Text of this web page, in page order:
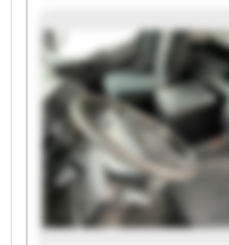
SISTEMES I MECANITZATS
MECANITZATS S.L. SISTEMES
SISTEMES I MECANITZATS
MECANITZATS S.L. SISTEMES
SISTEMES I MECANITZATS S.L.
MECANITZATS S.L.
SISTEMES I MECANITZATS S.L.
MECANITZATS S.L.
SISTEMES I MECANITZATS
MECANITZATS S.L.